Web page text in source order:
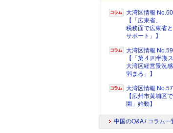
大湾区情報 No.60
【「広東省、
税務面で広東省
サポート」】
大湾区情報 No.59
【「第 4 四半期
大湾区経営景況
弱まる」】
大湾区情報 No.57
【広州市黄埔区
園」始動】
中国のQ&A / コラム一